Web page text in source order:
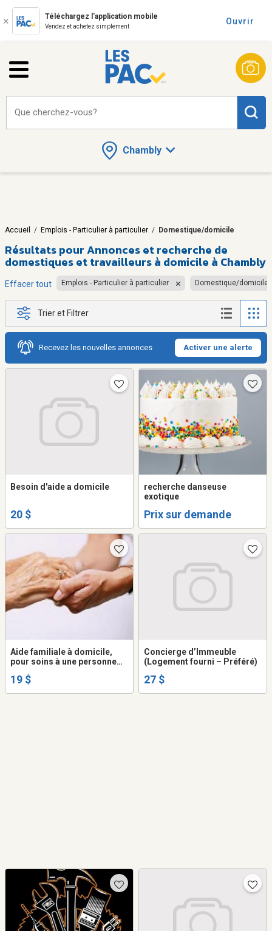
Téléchargez l'application mobile
Vendez et achetez simplement
Ouvrir
Chambly
Que cherchez-vous?
Accueil / Emplois - Particulier à particulier / Domestique/domicile
Résultats pourAnnonces et recherche de
domestiques et travailleurs à domicile à Chambly
Effacer tout Emplois - Particulier à particulier Domestique/domicile
Trier et Filtrer
Recevez les nouvelles annonces Activer une alerte
Besoin d'aide a domicile
20 $
recherche danseuse
exotique
Prix sur demande
Aide familiale à domicile,
pour soins à une personne
19 $
Concierge d’Immeuble
(Logement fourni – Préféré)
27 $